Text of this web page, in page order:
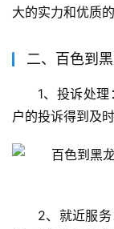
大的实力和优质
二、百色到
1、投诉处
户的投诉得到及时
2、就近服